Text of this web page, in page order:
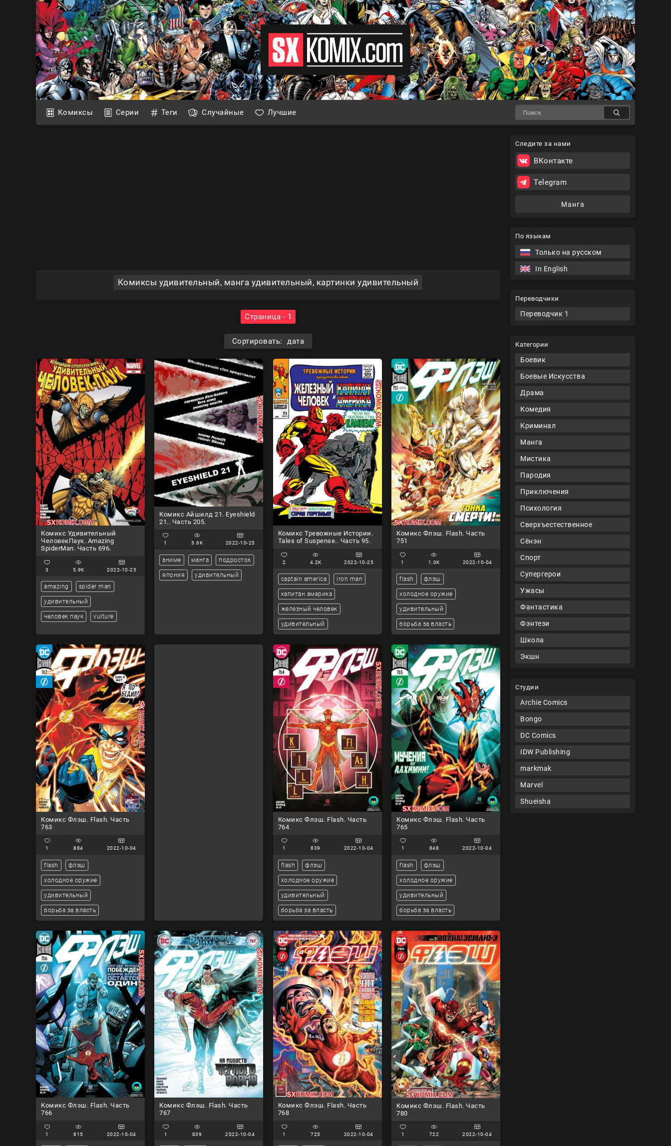
Комиксы Серии Теги Случайные Лучшие
По языкам
Только на русском
In English
Переводчики
Переводчик 1
Категории
Боевик
Боевые Искусства
Драма
Комедия
Криминал
Манга
Мистика
Пародия
Приключения
Психология
Сверхъестественное
Сёнэн
Спорт
Супергерои
Ужасы
Фантастика
Фэнтези
Школа
Экшн
Студии
Archie Comics
Bongo
DC Comics
IDW Publishing
markmak
Marvel
Shueisha
Комиксы удивительный, манга удивительный, картинки удивительный
Страница - 1
Сортировать: дата
Комикс Удивительный
ЧеловекПаук. Amazing
SpiderMan. Часть 696.
3 5.9K 2022-10-25
amazing spider man
удивительный
человек паук vulture
Комикс Айшилд 21. Eyeshield
21.. Часть 205.
1 3.6K 2022-10-25
аниме манга подросток
япония удивительный
Комикс Тревожные Истории.
Tales of Suspense.. Часть 95.
2 4.2K 2022-10-25
captain america iron man
капитан америка
железный человек
удивительный
Комикс Флэш. Flash. Часть
751
1 1.0K 2022-10-04
flash флэш
холодное оружие
удивительный
борьба за власть
Комикс Флэш. Flash. Часть
763
1 884 2022-10-04
flash флэш
холодное оружие
удивительный
борьба за власть
Комикс Флэш. Flash. Часть
764
1 839 2022-10-04
flash флэш
холодное оружие
удивительный
борьба за власть
Комикс Флэш. Flash. Часть
765
1 848 2022-10-04
flash флэш
холодное оружие
удивительный
борьба за власть
Комикс Флэш. Flash. Часть
766
1 815 2022-10-04
Комикс Флэш. Flash. Часть
767
1 839 2022-10-04
Комикс Флэш. Flash. Часть
768
1 725 2022-10-04
Комикс Флэш. Flash. Часть
780
1 722 2022-10-04
Следите за нами
ВКонтакте
Telegram
Манга